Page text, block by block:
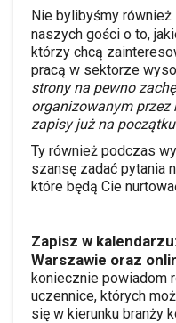
Nie bylibyśmy
naszych gości o to,
którzy chcą
pracą w sektorze
strony na pewno
organizowanym przez
zapisy już na
Ty również podczas
szansę zadać pytania
które będą Cie
Zapisz w
Warszawie oraz
koniecznie powiadom
uczennice, których
się w kierunku branży